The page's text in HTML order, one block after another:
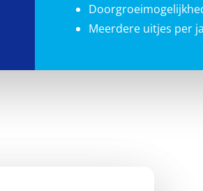
Meerdere uitjes per